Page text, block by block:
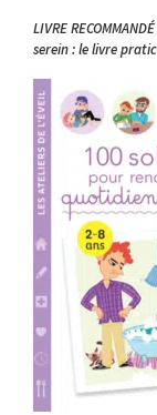
LIVRE
serein : le livre